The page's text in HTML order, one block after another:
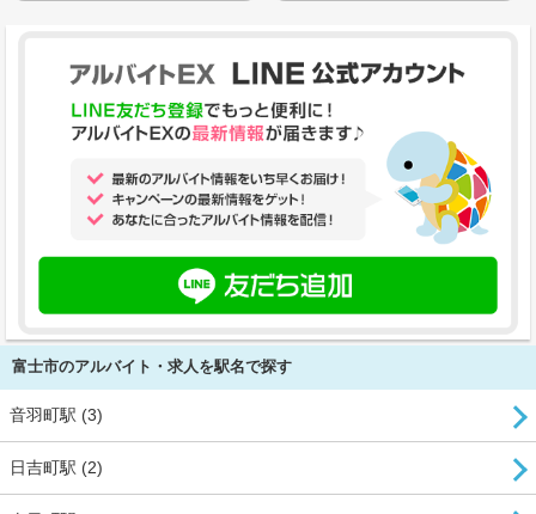
富士市のアルバイト・求人を駅名で探す
音羽町駅 (3)
日吉町駅 (2)